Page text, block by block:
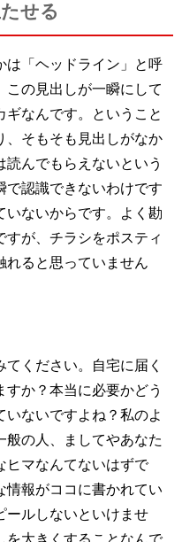
せる
は「ヘッドライン」と呼
この見出しが一瞬にして
なんです。ということ
、そもそも見出しがなか
読んでもらえないという
で認識できないわけです
いないからです。よく勘
が、チラシをポスティ
ると思っていません
ください。自宅に届く
か？本当に必要かどう
ないですよね？私のよ
般の人、ましてやあなた
ヒマなんてないはずで
情報がココに書かれてい
ールしないといけませ
を大きくすることなんで